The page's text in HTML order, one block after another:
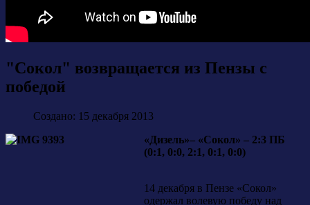
"Сокол" возвращается из Пензы с
победой
Создано: 15 декабря 2013
«Дизель»– «Сокол» – 2:3 ПБ
(0:1, 0:0, 2:1, 0:1, 0:0)
14 декабря в Пензе «Сокол»
одержал волевую победу над